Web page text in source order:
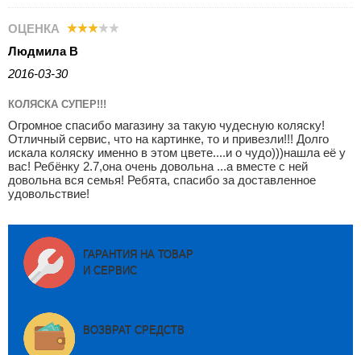
ОЦЕНКА
Людмила В
2016-03-30
КОЛЯСКА СУПЕР!!!
Огромное спасибо магазину за такую чудесную коляску!
Отличный сервис, что на картинке, то и привезли!!! Долго
искала коляску именно в этом цвете....и о чудо)))нашла её у
вас! Ребёнку 2.7,она очень довольна ...а вместе с ней
довольна вся семья! Ребята, спасибо за доставленное
удовольствие!
ГАРАНТИЯ НА ТОВАР
И СЕРВИС
ВОЗВРАТ СРЕДСТВ